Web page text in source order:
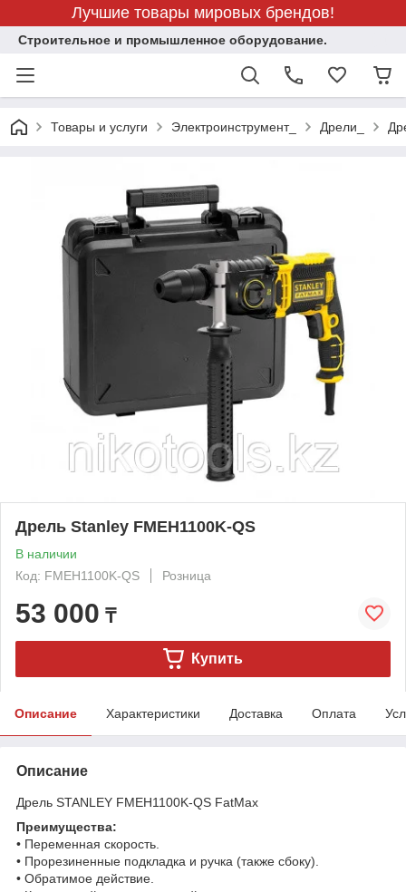
Лучшие товары мировых брендов!
Строительное и промышленное оборудование.
Товары и услуги Электроинструмент_ Дрели_
Дрель Stanley FMEH1100K-QS
В наличии
Код: FMEH1100K-QS
Розница
53 000 ₸
Купить
Описание Характеристики Доставка Оплата
Описание
Дрель STANLEY FMEH1100K-QS FatMax
Преимущества:
• Переменная скорость.
• Прорезиненные подкладка и ручка (также сбоку).
• Обратимое действие.